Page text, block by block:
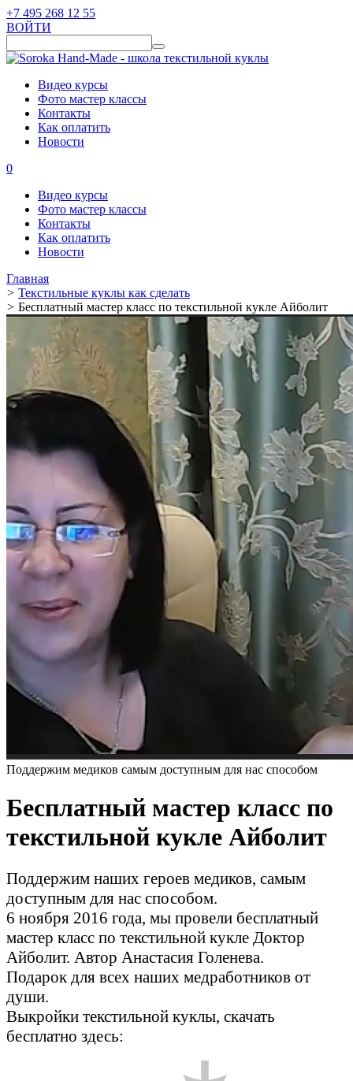
+7 495 268 12 55
ВОЙТИ
Видео курсы
Фото мастер классы
Контакты
Как оплатить
Новости
0
Видео курсы
Фото мастер классы
Контакты
Как оплатить
Новости
Главная
> Текстильные куклы как сделать
> Бесплатный мастер класс по текстильной кукле Айболит
Поддержим медиков самым доступным для нас способом
Бесплатный мастер класс по
текстильной кукле Айболит
Поддержим наших героев медиков, самым
доступным для нас способом.
6 ноября 2016 года, мы провели бесплатный
мастер класс по текстильной кукле Доктор
Айболит. Автор Анастасия Голенева.
Подарок для всех наших медработников от
души.
Выкройки текстильной куклы, скачать
бесплатно здесь: